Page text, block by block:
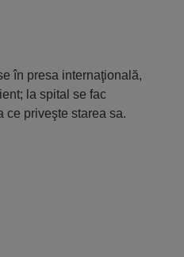
în presa internaţională,
la spital se fac
ce priveşte starea sa.